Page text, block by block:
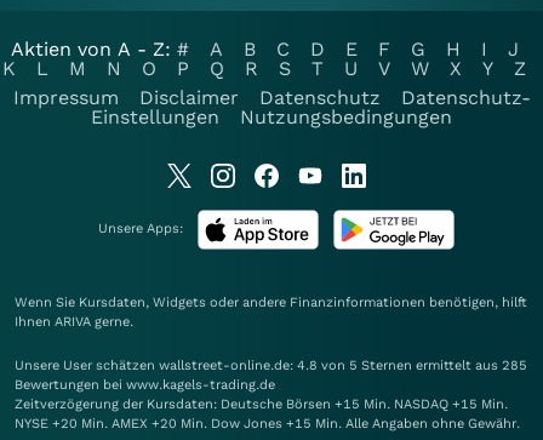
Aktien von A - Z: # A B C D E F G H I
J
K
L M N O P Q R S T U V W X Y
Z
Impressum
Disclaimer Datenschutz
Datenschutz-
Einstellungen
Nutzungsbedingungen
Unsere Apps:
Wenn Sie Kursdaten, Widgets oder andere Finanzinformationen benötigen, hilft
Ihnen ARIVA gerne.
Unsere User schätzen wallstreet-online.de: 4.8 von 5 Sternen ermittelt aus 285
Bewertungen bei www.kagels-trading.de
Zeitverzögerung der Kursdaten: Deutsche Börsen +15 Min. NASDAQ +15 Min.
NYSE +20 Min. AMEX +20 Min. Dow Jones +15 Min. Alle Angaben ohne Gewähr.